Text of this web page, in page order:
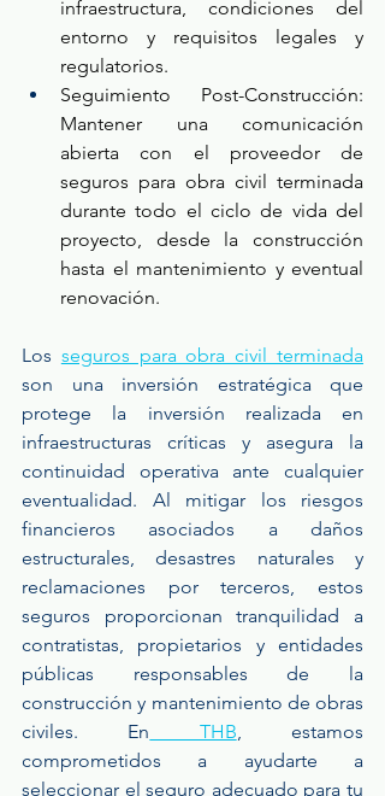
infraestructura, condiciones del
entorno y requisitos legales y
regulatorios.
Seguimiento Post-Construcción:
Mantener una comunicación
abierta con el proveedor de
seguros para obra civil terminada
durante todo el ciclo de vida del
proyecto, desde la construcción
hasta el mantenimiento y eventual
renovación.
Los seguros para obra civil terminada
son una inversión estratégica que
protege la inversión realizada en
infraestructuras críticas y asegura la
continuidad operativa ante cualquier
eventualidad. Al mitigar los riesgos
financieros asociados a daños
estructurales, desastres naturales y
reclamaciones por terceros, estos
seguros proporcionan tranquilidad a
contratistas, propietarios y entidades
públicas responsables de la
construcción y mantenimiento de obras
civiles. En THB, estamos
comprometidos a ayudarte a
seleccionar el seguro adecuado para tu